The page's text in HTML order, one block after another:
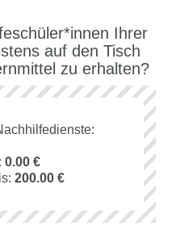
Ihrer
auf den Tisch
zu erhalten?
0.00 €
200.00 €